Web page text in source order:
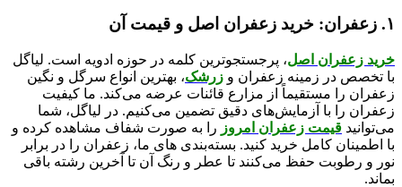
۱. زعفران: خرید زعفران اصل و قیمت آن
خرید زعفران اصل، پرجستجوترین کلمه در حوزه ادویه است. لیاگل
با تخصص در زمینه زعفران و زرشک، بهترین انواع سرگل و نگین
زعفران را مستقیماً از مزارع قائنات عرضه می‌کند. ما کیفیت
زعفران را با آزمایش‌های دقیق تضمین می‌کنیم. در لیاگل، شما
می‌توانید قیمت زعفران امروز را به صورت شفاف مشاهده کرده و
با اطمینان کامل خرید کنید. بسته‌بندی‌ های ما، زعفران را در برابر
نور و رطوبت حفظ می‌کنند تا عطر و رنگ آن تا آخرین رشته باقی
بماند.